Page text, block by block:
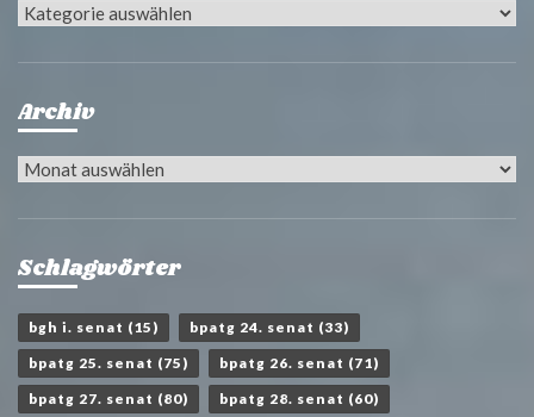
Kategorien
Archiv
Archiv
Schlagwörter
bgh i. senat (15) bpatg 24. senat (33)
bpatg 25. senat (75) bpatg 26. senat (71)
bpatg 27. senat (80) bpatg 28. senat (60)